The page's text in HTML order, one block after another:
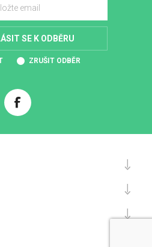
SE K ODBĚRU
ZRUŠIT ODBĚR